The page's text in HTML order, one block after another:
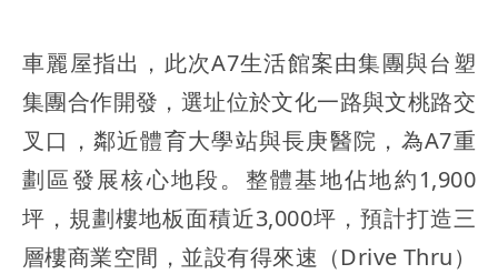
車麗屋指出，此次A7生活館案由集團與台塑
集團合作開發，選址位於文化一路與文桃路交
叉口，鄰近體育大學站與長庚醫院，為A7重
劃區發展核心地段。整體基地佔地約1,900
坪，規劃樓地板面積近3,000坪，預計打造三
層樓商業空間，並設有得來速（Drive Thru）